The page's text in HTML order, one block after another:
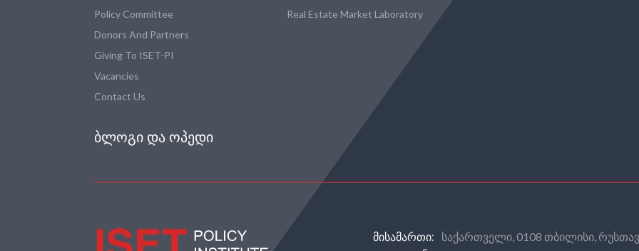
Policy Committee
Donors And Partners
Giving To ISET-PI
Vacancies
Contact Us
Real Estate Market Laboratory
ᲑᲚᲝᲒᲘ ᲓᲐ ᲝᲞᲔᲓᲘ
ᲛᲘᲡᲐᲛᲐᲠᲗᲘ:
საქართველი, 0108 თბილისი,